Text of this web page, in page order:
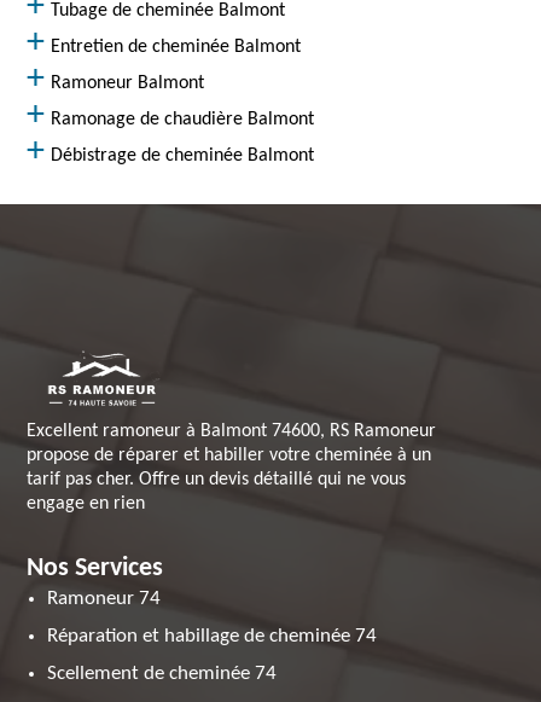
Tubage de cheminée Balmont
Entretien de cheminée Balmont
Ramoneur Balmont
Ramonage de chaudière Balmont
Débistrage de cheminée Balmont
Excellent ramoneur à Balmont 74600, RS Ramoneur
propose de réparer et habiller votre cheminée à un
tarif pas cher. Offre un devis détaillé qui ne vous
engage en rien
Nos Services
Ramoneur 74
Réparation et habillage de cheminée 74
Scellement de cheminée 74